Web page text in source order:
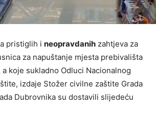
pristiglih i neopravdanih zahtjeva za
za napuštanje mjesta prebivališta
koje sukladno Odluci Nacionalnog
izdaje Stožer civilne zaštite Grada
Dubrovnika su dostavili slijedeću